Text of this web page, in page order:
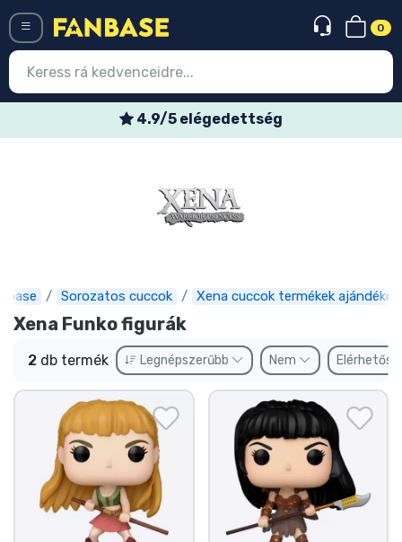
0
4.9/5 elégedettség
Sorozatos cuccok Xena cuccok termékek ajándékok
Xena Funko figurák
2 db termék Legnépszerűbb Nem
Legújabb cuccok
Express szállítás
Előrendelhető cuccok
Outlet cuccok
Ajándékkártya
Szállítás és fizetés
Sorozatos cuccok